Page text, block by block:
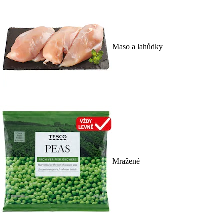
Maso a lahůdky
Mražené